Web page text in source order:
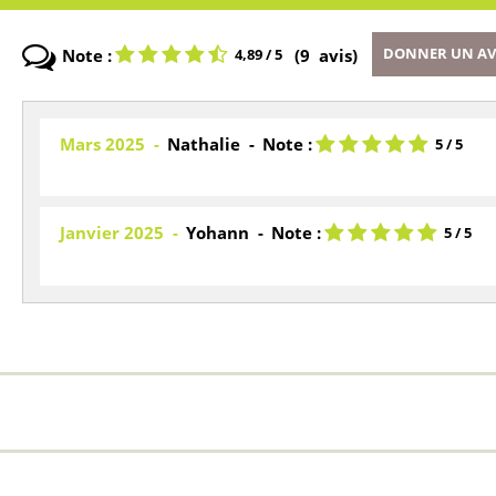
Note : 4,89/ 5 (9 avis) DONNER UN
Mars 2025 Nathalie Note : 5 / 5
Janvier 2025 Yohann Note : 5 / 5